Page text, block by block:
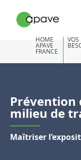
HOME
APAVE
FRANCE
VOS
Prévention
milieu de
Maîtriser